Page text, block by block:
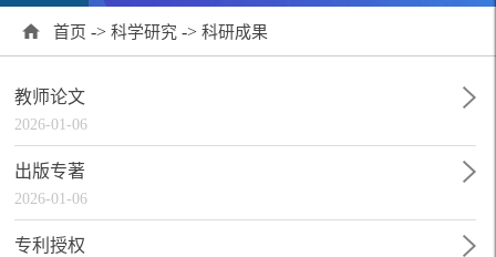
首页 -> 科学研究 -> 科研成果
教师论文
2026-01-06
出版专著
2026-01-06
专利授权